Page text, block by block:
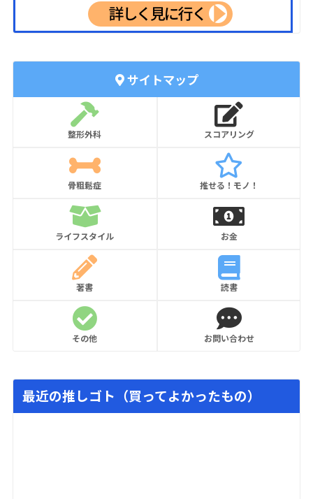
サイトマップ
整形外科 スコアリング
骨粗鬆症 推せる！モノ！
ライフスタイル お金
著書 読書
その他 お問い合わせ
最近の推しゴト（買ってよかったもの）